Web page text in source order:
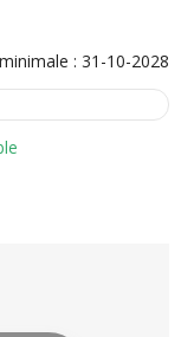
: 31-10-2028